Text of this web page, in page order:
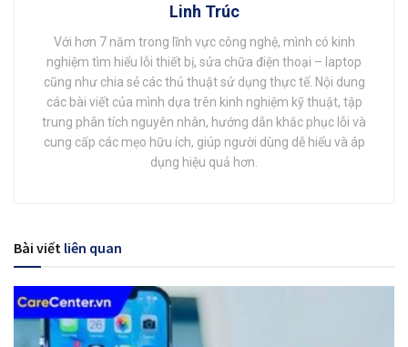
Linh Trúc
Với hơn 7 năm trong lĩnh vực công nghệ, mình có kinh
nghiệm tìm hiểu lỗi thiết bị, sửa chữa điện thoại – laptop
cũng như chia sẻ các thủ thuật sử dụng thực tế. Nội dung
các bài viết của mình dựa trên kinh nghiệm kỹ thuật, tập
trung phân tích nguyên nhân, hướng dẫn khắc phục lỗi và
cung cấp các mẹo hữu ích, giúp người dùng dễ hiểu và áp
dụng hiệu quả hơn.
Bài viết liên quan